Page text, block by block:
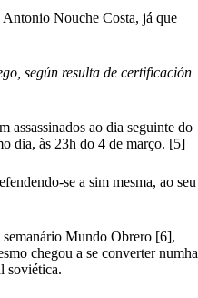
Antonio Nouche Costa, já que
según resulta de certificación
assassinados ao dia seguinte do
dia, às 23h do 4 de março. [5]
se a sim mesma, ao seu
semanário Mundo Obrero [6],
chegou a se converter numha
soviética.